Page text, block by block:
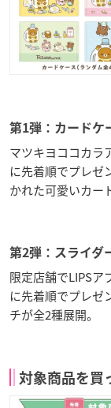
第1弾：カードケ
マツキヨココカラ
に先着順でプレゼ
かれた可愛いカー
第2弾：スライダ
限定店舗でLIPSア
に先着順でプレゼ
チが全2種展開。
対象商品を買